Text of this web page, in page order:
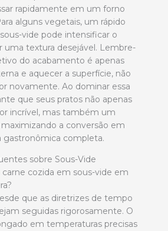
rapidamente em um forno
alguns vegetais, um rápido
vide pode intensificar o
uma textura desejável. Lembre-
do acabamento é apenas
e aquecer a superfície, não
novamente. Ao dominar essa
que seus pratos não apenas
incrível, mas também um
a conversão em
gastronômica completa.
sobre Sous-Vide
cozida em sous-vide em
que as diretrizes de tempo
seguidas rigorosamente. O
em temperaturas precisas